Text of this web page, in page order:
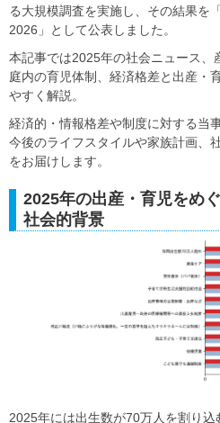
る大規模調査を実施し、その結果を
2026」として公表しました。
本記事では2025年の社会ニュース、
庭内の育児体制、経済格差と出産・
やすく解説。
経済的・情報格差や制度に対する当
今後のライフスタイルや家族計画、
をお届けします。
2025年の出産・育児をめ
社会的背景
2025年には出生数が70万人を割り込